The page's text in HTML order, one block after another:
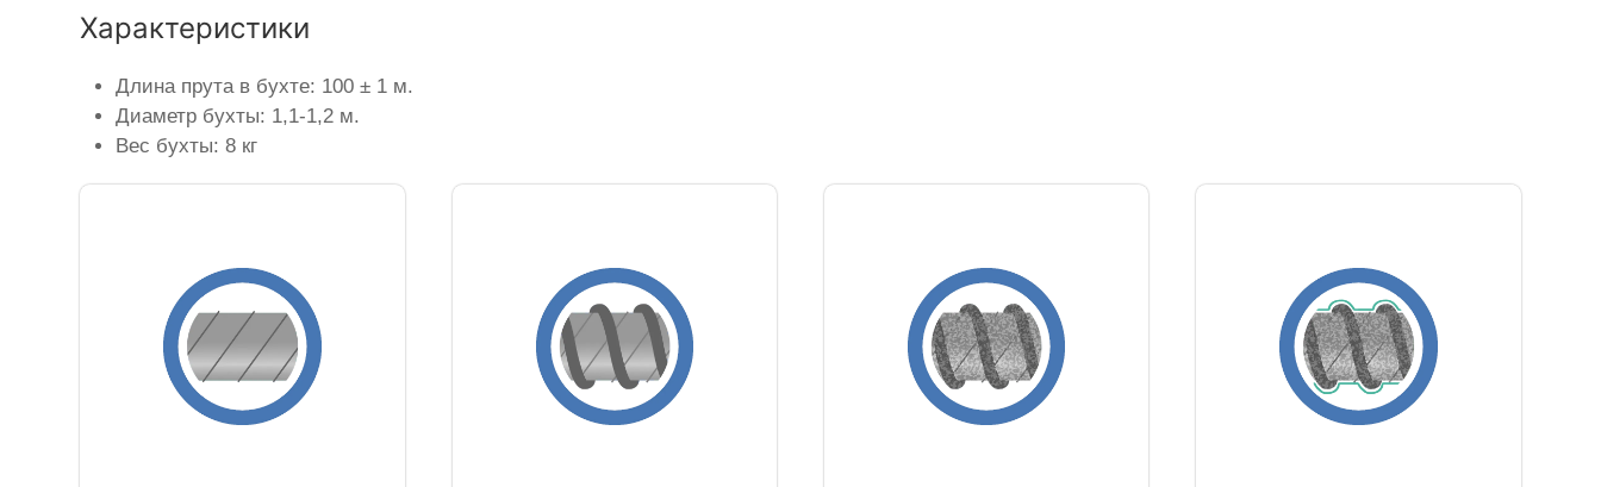
Характеристики
Длина прута в бухте: 100 ± 1 м.
Диаметр бухты: 1,1-1,2 м.
Вес бухты: 8 кг